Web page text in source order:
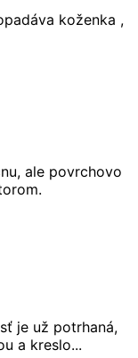
koženka ,
ale povrchovo
je už potrhaná,
a kreslo...